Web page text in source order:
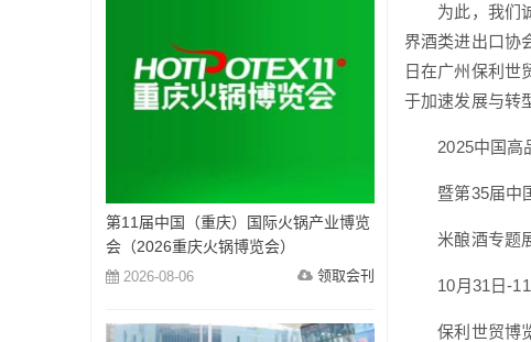
为此，我们诚
界酒类进出口协
日在广州保利世
于加速发展与转
2025中国高
暨第35届中国
米酿酒专题
10月31日-11
保利世贸博
第11届中国（重庆）国际火锅产业博览
会（2026重庆火锅博览会）
2026-08-06 领取会刊